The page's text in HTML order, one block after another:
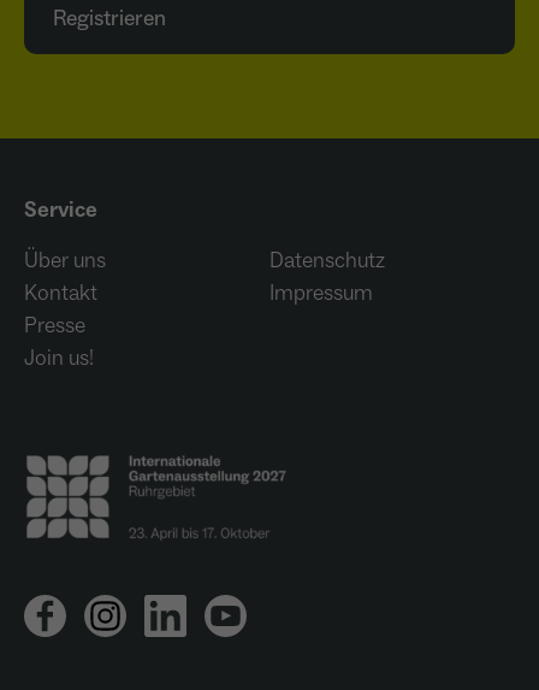
Registrieren
Service
Über uns
Kontakt
Presse
Join us!
Datenschutz
Impressum